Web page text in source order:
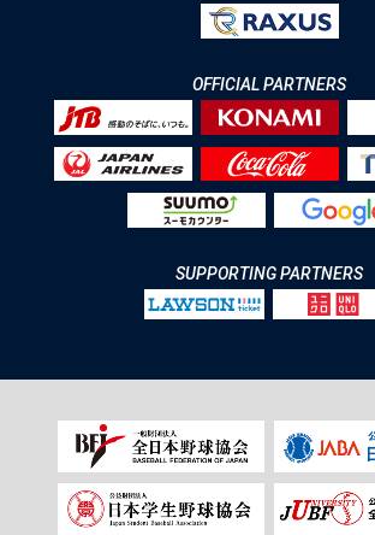
OFFICIAL PARTNERS
SUPPORTING PARTNERS